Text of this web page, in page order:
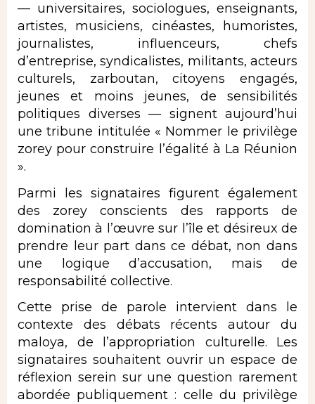
— universitaires, sociologues, enseignants,
artistes, musiciens, cinéastes, humoristes,
journalistes, influenceurs, chefs
d’entreprise, syndicalistes, militants, acteurs
culturels, zarboutan, citoyens engagés,
jeunes et moins jeunes, de sensibilités
politiques diverses — signent aujourd’hui
une tribune intitulée « Nommer le privilège
zorey pour construire l’égalité à La Réunion
».
Parmi les signataires figurent également
des zorey conscients des rapports de
domination à l’œuvre sur l’île et désireux de
prendre leur part dans ce débat, non dans
une logique d’accusation, mais de
responsabilité collective.
Cette prise de parole intervient dans le
contexte des débats récents autour du
maloya, de l’appropriation culturelle. Les
signataires souhaitent ouvrir un espace de
réflexion serein sur une question rarement
abordée publiquement : celle du privilège